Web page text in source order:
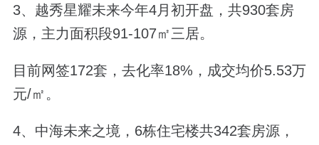
3、越秀星耀未来今年4月初开盘，共930套房
源，主力面积段91-107㎡三居。
目前网签172套，去化率18%，成交均价5.53万
元/㎡ 。
4、中海未来之境，6栋住宅楼共342套房源，